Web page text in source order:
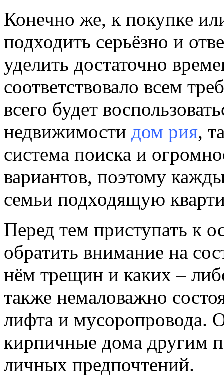
Конечно же, к покупке
подходить серьёзно и
уделить достаточно
соответствовало всем
всего будет
недвижимости дом рия,
система поиска и
вариантов, поэтому
семьи подходящую
Перед тем приступать к
обратить внимание на
нём трещин и каких –
также немаловажно
лифта и мусоропровода.
кирпичные дома другим
личных предпочтений.